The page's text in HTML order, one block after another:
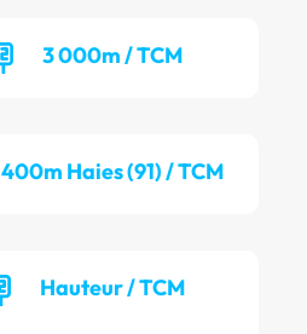
3 000m / TCM
400m Haies (91) / TCM
Hauteur / TCM